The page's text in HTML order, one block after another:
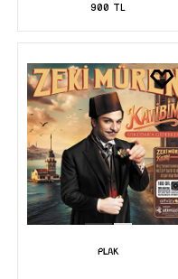
900 TL